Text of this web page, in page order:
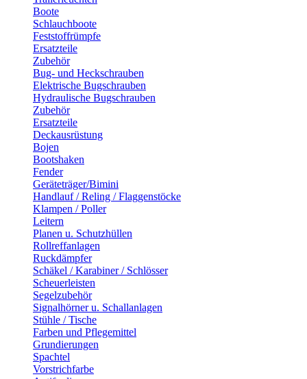
Boote
Schlauchboote
Feststoffrümpfe
Ersatzteile
Zubehör
Bug- und Heckschrauben
Elektrische Bugschrauben
Hydraulische Bugschrauben
Zubehör
Ersatzteile
Deckausrüstung
Bojen
Bootshaken
Fender
Geräteträger/Bimini
Handlauf / Reling / Flaggenstöcke
Klampen / Poller
Leitern
Planen u. Schutzhüllen
Rollreffanlagen
Ruckdämpfer
Schäkel / Karabiner / Schlösser
Scheuerleisten
Segelzubehör
Signalhörner u. Schallanlagen
Stühle / Tische
Farben und Pflegemittel
Grundierungen
Spachtel
Vorstrichfarbe